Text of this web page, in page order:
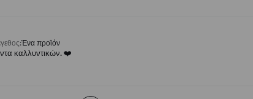
:Ένα προϊόν
καλλυντικών. ❤️